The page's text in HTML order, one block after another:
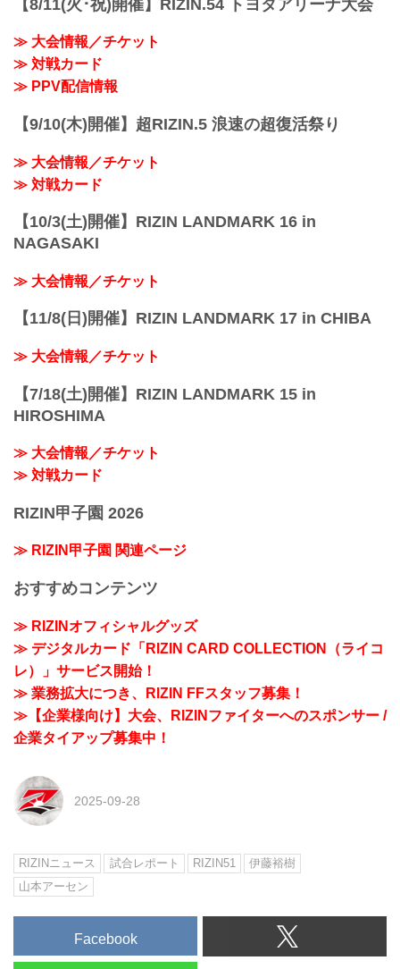
※オープニングファイトは11...
【8/11(火･祝)開催】RIZIN.54 トヨタアリーナ大会
≫ 大会情報／チケット
≫ 対戦カード
≫ PPV配信情報
【9/10(木)開催】超RIZIN.5 浪速の超復活祭り
≫ 大会情報／チケット
≫ 対戦カード
【10/3(土)開催】RIZIN LANDMARK 16 in
NAGASAKI
≫ 大会情報／チケット
【11/8(日)開催】RIZIN LANDMARK 17 in CHIBA
≫ 大会情報／チケット
【7/18(土)開催】RIZIN LANDMARK 15 in
HIROSHIMA
≫ 大会情報／チケット
≫ 対戦カード
RIZIN甲子園 2026
≫ RIZIN甲子園 関連ページ
おすすめコンテンツ
≫ RIZINオフィシャルグッズ
≫ デジタルカード「RIZIN CARD COLLECTION（ライコ
レ）」サービス開始！
≫ 業務拡大につき、RIZIN FFスタッフ募集！
≫【企業様向け】大会、RIZINファイターへのスポンサー /
企業タイアップ募集中！
2025-09-28
RIZINニュース 試合レポート RIZIN51
伊藤裕樹
山本アーセン
Facebook